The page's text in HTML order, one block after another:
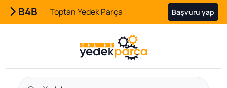
B4B Toptan Yedek Parça Başvuru yap